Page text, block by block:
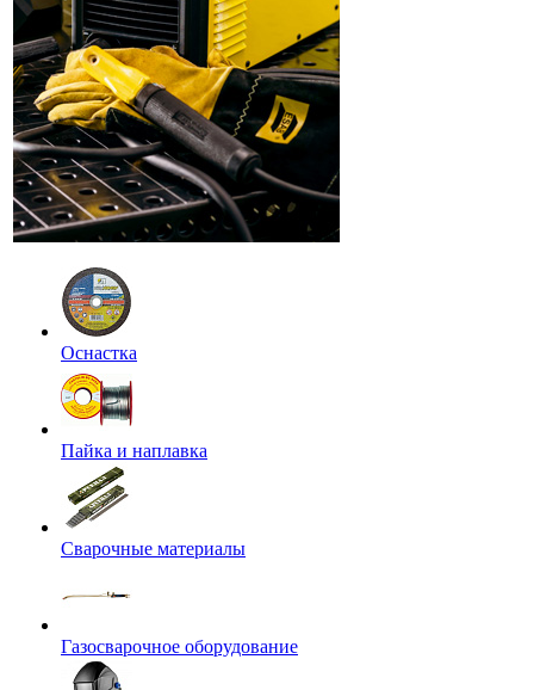
Оснастка
Пайка и наплавка
Сварочные материалы
Газосварочное оборудование